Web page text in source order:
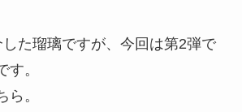
た瑠璃ですが、今回は第2弾で
す。
ら。